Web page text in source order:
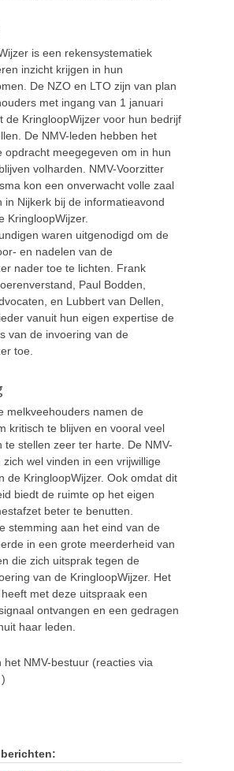
is een rekensystematiek
inzicht krijgen in hun
De NZO en LTO zijn van plan
met ingang van 1 januari
de KringloopWijzer voor hun bedrijf
De NMV-leden hebben het
opdracht meegegeven om in hun
volharden. NMV-Voorzitter
kon een onverwacht volle zaal
in Nijkerk bij de informatieavond
KringloopWijzer.
waren uitgenodigd om de
en nadelen van de
nader toe te lichten. Frank
Paul Bodden,
en Lubbert van Dellen,
vanuit hun eigen expertise de
van de invoering van de
toe.
melkveehouders namen de
kritisch te blijven en vooral veel
te stellen zeer ter harte. De NMV-
zich wel vinden in een vrijwillige
de KringloopWijzer. Ook omdat dit
biedt de ruimte op het eigen
beter te benutten.
stemming aan het eind van de
in een grote meerderheid van
die zich uitsprak tegen de
van de KringloopWijzer. Het
met deze uitspraak een
ontvangen en een gedragen
haar leden.
het NMV-bestuur (reacties via